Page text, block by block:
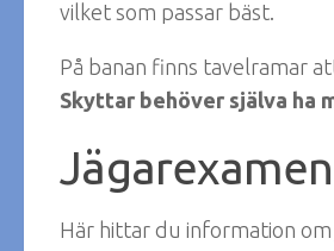
vilket som passar bäst.
På banan finns tavelramar
Skyttar behöver själva ha
Jägarexamen
Här hittar du information om